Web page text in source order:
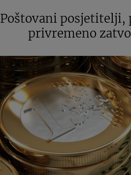
Poštovani posjetitelji,
privremeno